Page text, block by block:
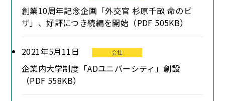
創業10周年記念企画「外交官 杉原千畝 命のビ
ザ」、好評につき続編を開始（PDF 505KB）
2021年5月11日 会社
企業内大学制度「ADユニバーシティ」創設
（PDF 558KB）